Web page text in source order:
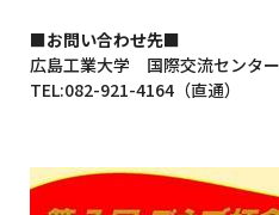
■お問い合わせ先■
広島工業大学 国際交流センター
TEL:082-921-4164（直通）